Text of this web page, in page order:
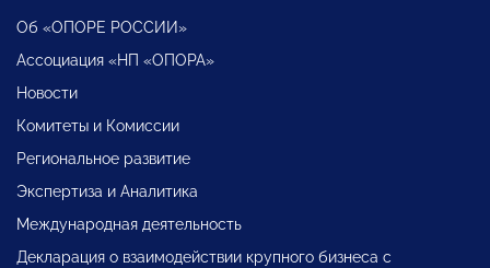
Об «ОПОРЕ РОССИИ»
Ассоциация «НП «ОПОРА»
Новости
Комитеты и Комиссии
Региональное развитие
Экспертиза и Аналитика
Международная деятельность
Декларация о взаимодействии крупного бизнеса с